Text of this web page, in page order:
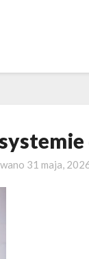
31 maja,